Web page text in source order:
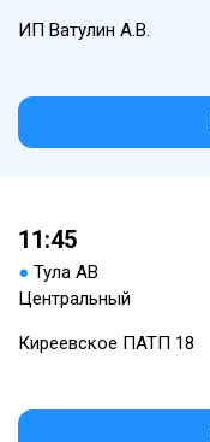
ИП Ватулин А.В.
11:45
● Тула АВ
Центральный
Киреевское ПАТП 18